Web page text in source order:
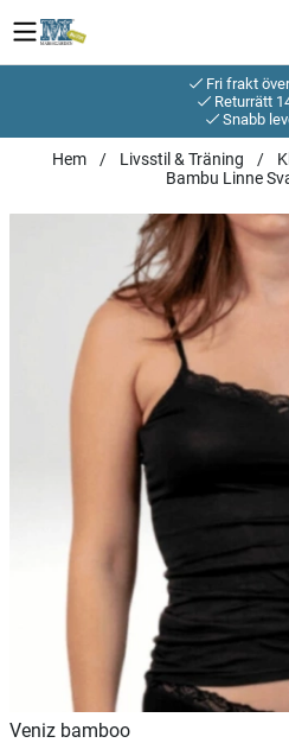
Fri frakt
Returrätt
Snabb
Hem Livsstil & Träning
Bambu Linne
Produktbilder Bambu Linne Svart
Veniz bamboo